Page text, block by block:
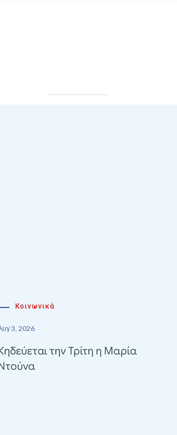
Κοινωνικά
3, 2026
την Τρίτη η Μαρία